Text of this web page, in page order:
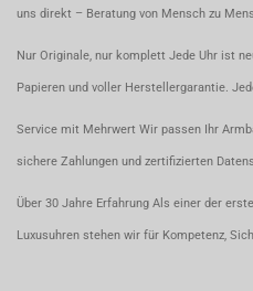
uns direkt – Beratung von Mensch zu
Nur Originale, nur komplett Jede Uhr ist
Papieren und voller Herstellergarantie.
Service mit Mehrwert Wir passen Ihr
sichere Zahlungen und zertifizierten
Über 30 Jahre Erfahrung Als einer der
Luxusuhren stehen wir für Kompetenz,